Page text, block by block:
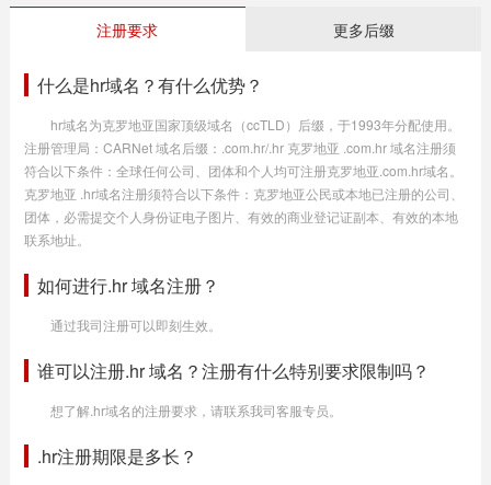
注册要求 更多后缀
什么是hr域名？有什么优势？
hr域名为克罗地亚国家顶级域名（ccTLD）后缀，于1993年分配使用。
注册管理局：CARNet 域名后缀：.com.hr/.hr 克罗地亚 .com.hr 域名注册须
符合以下条件：全球任何公司、团体和个人均可注册克罗地亚.com.hr域名。
克罗地亚 .hr域名注册须符合以下条件：克罗地亚公民或本地已注册的公司、
团体，必需提交个人身份证电子图片、有效的商业登记证副本、有效的本地
联系地址。
如何进行.hr 域名注册？
通过我司注册可以即刻生效。
谁可以注册.hr 域名？注册有什么特别要求限制吗？
想了解.hr域名的注册要求，请联系我司客服专员。
.hr注册期限是多长？